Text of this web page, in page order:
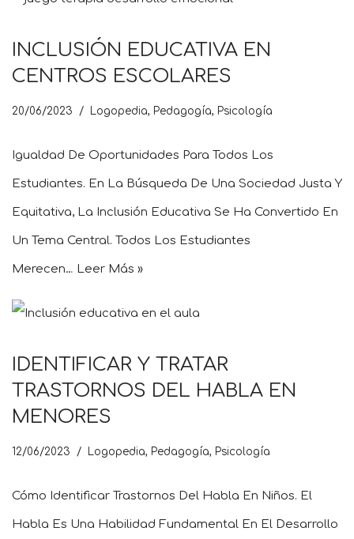
INCLUSIÓN EDUCATIVA EN
CENTROS ESCOLARES
20/06/2023 Logopedia, Pedagogía, Psicología
Igualdad De Oportunidades Para Todos Los
Estudiantes. En La Búsqueda De Una Sociedad Justa Y
Equitativa, La Inclusión Educativa Se Ha Convertido En
Un Tema Central. Todos Los Estudiantes
Merecen… Leer Más »
IDENTIFICAR Y TRATAR
TRASTORNOS DEL HABLA EN
MENORES
12/06/2023 Logopedia, Pedagogía, Psicología
Cómo Identificar Trastornos Del Habla En Niños. El
Habla Es Una Habilidad Fundamental En El Desarrollo